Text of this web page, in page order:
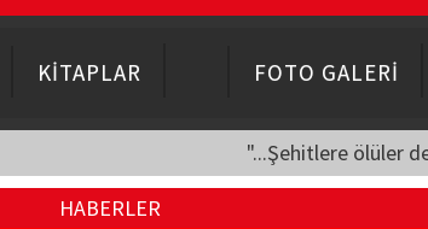
KİTAPLAR FOTO GALERİ
"...Şehitlere ölüler
HABERLER